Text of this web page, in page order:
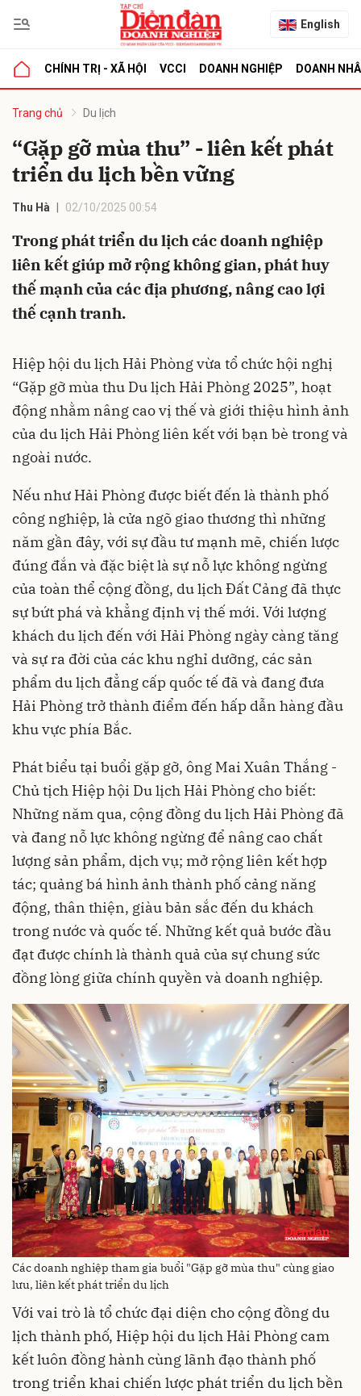
English
CHÍNH TRỊ - XÃ HỘI VCCI DOANH NGHIỆP DOANH
Trang chủ Du lịch
“Gặp gỡ mùa thu” - liên kết phát
triển du lịch bền vững
Thu Hà 02/10/2025 00:54
Trong phát triển du lịch các doanh nghiệp
liên kết giúp mở rộng không gian, phát huy
thế mạnh của các địa phương, nâng cao lợi
thế cạnh tranh.
Hiệp hội du lịch Hải Phòng vừa tổ chức hội nghị
“Gặp gỡ mùa thu Du lịch Hải Phòng 2025”, hoạt
động nhằm nâng cao vị thế và giới thiệu hình ảnh
của du lịch Hải Phòng liên kết với bạn bè trong và
ngoài nước.
Nếu như Hải Phòng được biết đến là thành phố
công nghiệp, là cửa ngõ giao thương thì những
năm gần đây, với sự đầu tư mạnh mẽ, chiến lược
đúng đắn và đặc biệt là sự nỗ lực không ngừng
của toàn thể cộng đồng, du lịch Đất Cảng đã thực
sự bứt phá và khẳng định vị thế mới. Với lượng
khách du lịch đến với Hải Phòng ngày càng tăng
và sự ra đời của các khu nghỉ dưỡng, các sản
phẩm du lịch đẳng cấp quốc tế đã và đang đưa
Hải Phòng trở thành điểm đến hấp dẫn hàng đầu
khu vực phía Bắc.
Phát biểu tại buổi gặp gỡ, ông Mai Xuân Thắng -
Chủ tịch Hiệp hội Du lịch Hải Phòng cho biết:
Những năm qua, cộng đồng du lịch Hải Phòng đã
và đang nỗ lực không ngừng để nâng cao chất
lượng sản phẩm, dịch vụ; mở rộng liên kết hợp
tác; quảng bá hình ảnh thành phố cảng năng
động, thân thiện, giàu bản sắc đến du khách
trong nước và quốc tế. Những kết quả bước đầu
đạt được chính là thành quả của sự chung sức
đồng lòng giữa chính quyền và doanh nghiệp.
Các doanh nghiệp tham gia buổi "Gặp gỡ mùa thu" cùng giao
lưu, liên kết phát triển du lịch
Với vai trò là tổ chức đại diện cho cộng đồng du
lịch thành phố, Hiệp hội du lịch Hải Phòng cam
kết luôn đồng hành cùng lãnh đạo thành phố
trong triển khai chiến lược phát triển du lịch bền
luận
Hủy